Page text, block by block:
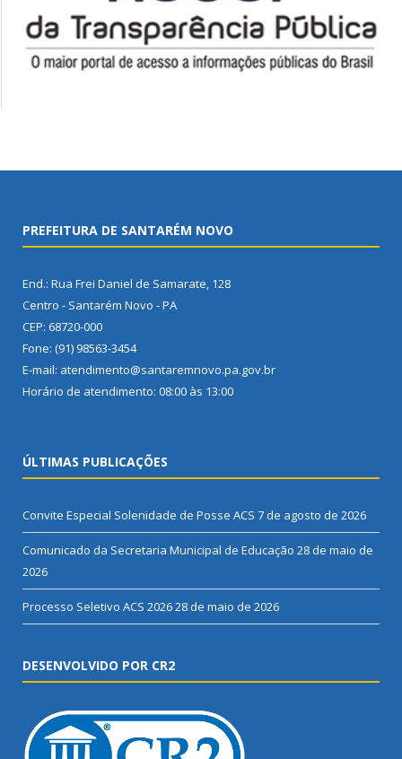
PREFEITURA DE SANTARÉM NOVO
End.: Rua Frei Daniel de Samarate, 128
Centro - Santarém Novo - PA
CEP: 68720-000
Fone: (91) 98563-3454
E-mail: atendimento@santaremnovo.pa.gov.br
Horário de atendimento: 08:00 às 13:00
ÚLTIMAS PUBLICAÇÕES
Convite Especial Solenidade de Posse ACS 7 de agosto de 2026
Comunicado da Secretaria Municipal de Educação 28 de maio de
2026
Processo Seletivo ACS 202628 de maio de 2026
DESENVOLVIDO POR CR2